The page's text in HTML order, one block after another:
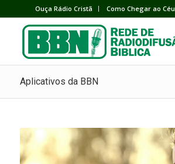
Ouça Rádio Cristã Como Chegar ao Céu
Aplicativos da BBN